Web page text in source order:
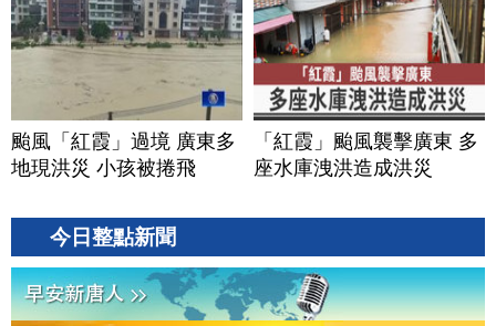
颱風「紅霞」過境 廣東多
地現洪災 小孩被捲飛
「紅霞」颱風襲擊廣東 多
座水庫洩洪造成洪災
今日整點新聞